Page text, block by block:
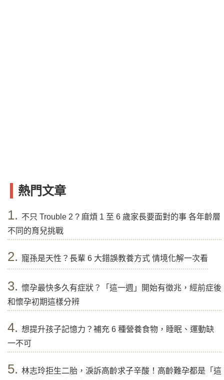
熱門文章
1. 不只 Trouble 2 ? 麻煩 1 至 6 歲家長要面對的事 各年齡層
不同的育兒挑戰
2. 寵孫是天性？長輩 6 大錯誤教養方式 情境化解一次看
3. 懷孕最快多久有症狀？「這一週」開始有徵兆，經前症後
和懷孕初期這樣分辨
4. 想提升孩子記憶力？補充 6 種營養食物，睡眠、運動缺
一不可
5. 林志玲拒生二胎，淚訴高齡求子辛酸！高齡難孕都是「這